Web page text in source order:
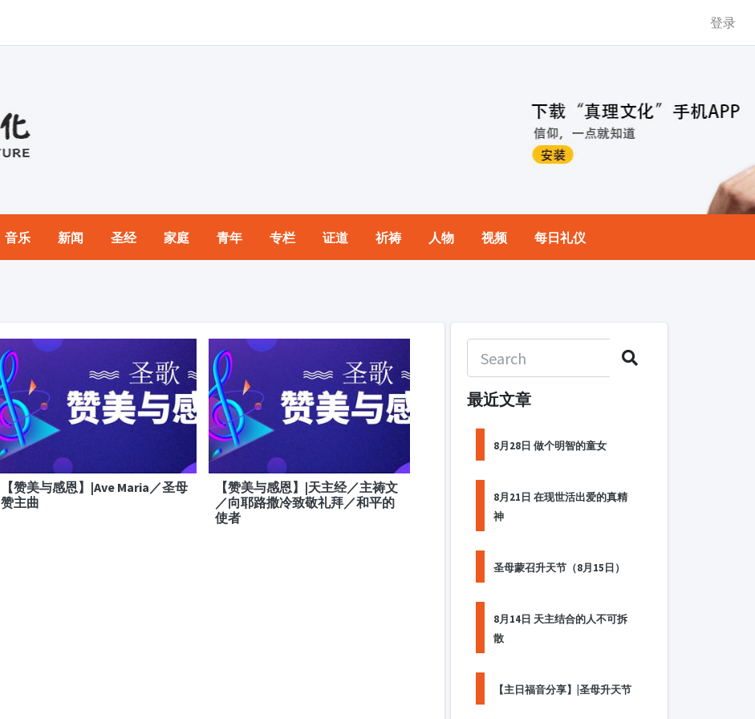
登录
音乐 新闻 圣经 家庭 青年 专栏 证道 祈祷 人物 视频 每日礼仪
【赞美与感恩】|Ave Maria／圣母
赞主曲
【赞美与感恩】|天主经／主祷文
／向耶路撒冷致敬礼拜／和平的
使者
最近文章
8月28日 做个明智的童女
8月21日 在现世活出爱的真精
神
圣母蒙召升天节（8月15日）
8月14日 天主结合的人不可拆
散
【主日福音分享】|圣母升天节